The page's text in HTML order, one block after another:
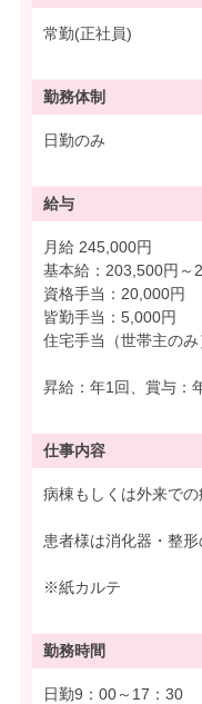
常勤(正社員)
勤務体制
日勤のみ
給与
月給 245,000円
基本給：203,500円～
資格手当：20,000円
皆勤手当：5,000円
住宅手当（世帯主の
昇給：年1回、賞与：
仕事内容
病棟もしくは外来での
患者様は消化器・整形
※紙カルテ
勤務時間
日勤9：00～17：30